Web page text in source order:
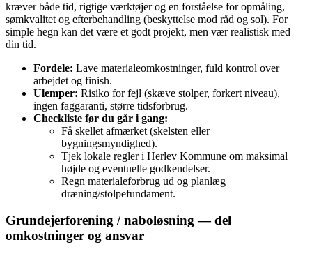
kræver både tid, rigtige værktøjer og en forståelse for opmåling,
sømkvalitet og efterbehandling (beskyttelse mod råd og sol). For
simple hegn kan det være et godt projekt, men vær realistisk med
din tid.
Fordele: Lave materialeomkostninger, fuld kontrol over
arbejdet og finish.
Ulemper: Risiko for fejl (skæve stolper, forkert niveau),
ingen faggaranti, større tidsforbrug.
Checkliste før du går i gang:
Få skellet afmærket (skelsten eller
bygningsmyndighed).
Tjek lokale regler i Herlev Kommune om maksimal
højde og eventuelle godkendelser.
Regn materialeforbrug ud og planlæg
dræning/stolpefundament.
Grundejerforening / naboløsning — del
omkostninger og ansvar